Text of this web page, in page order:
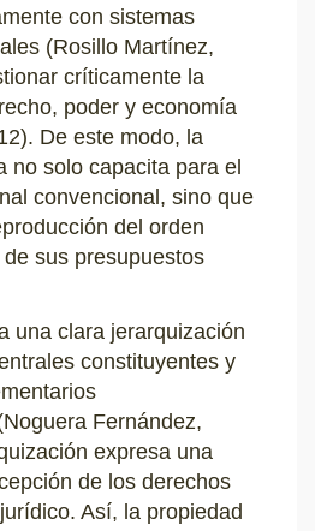
con sistemas
(Rosillo Martínez,
críticamente la
poder y economía
De este modo, la
no solo capacita para el
convencional, sino que
del orden
sus presupuestos
una clara jerarquización
constituyentes y
Fernández,
expresa una
de los derechos
Así, la propiedad